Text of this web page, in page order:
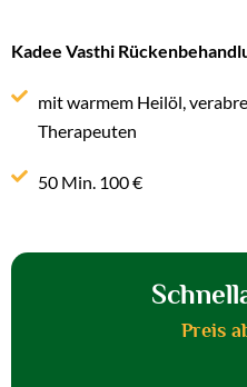
Kadee Vasthi
mit warmem Heilöl,
Therapeuten
50 Min. 100 €
Preis